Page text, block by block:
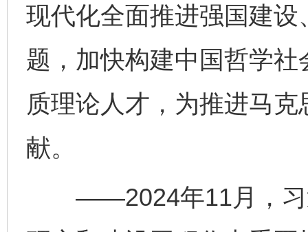
现代化全面推进强国建
题，加快构建中国哲学
质理论人才，为推进马
献。
——2024年11月，习